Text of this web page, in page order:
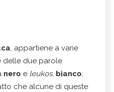
, appartiene a varie
delle due parole
nero e leukos, bianco;
che alcune di queste